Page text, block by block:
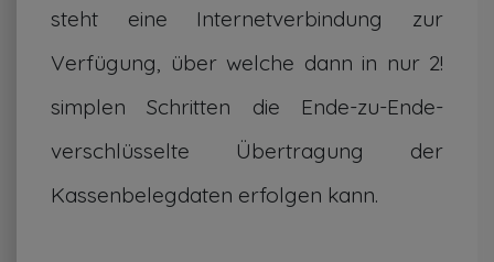
steht eine Internetverbindung zur
Verfügung, über welche dann in nur 2!
simplen Schritten die Ende-zu-Ende-
verschlüsselte Übertragung der
Kassenbelegdaten erfolgen kann.